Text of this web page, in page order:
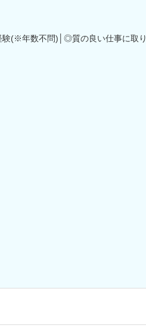
験(※年数不問)│◎質の良い仕事に取り